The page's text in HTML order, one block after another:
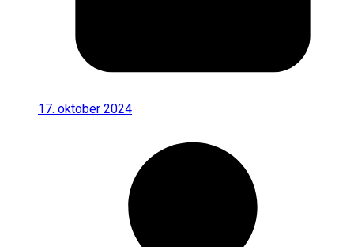
17. oktober 2024